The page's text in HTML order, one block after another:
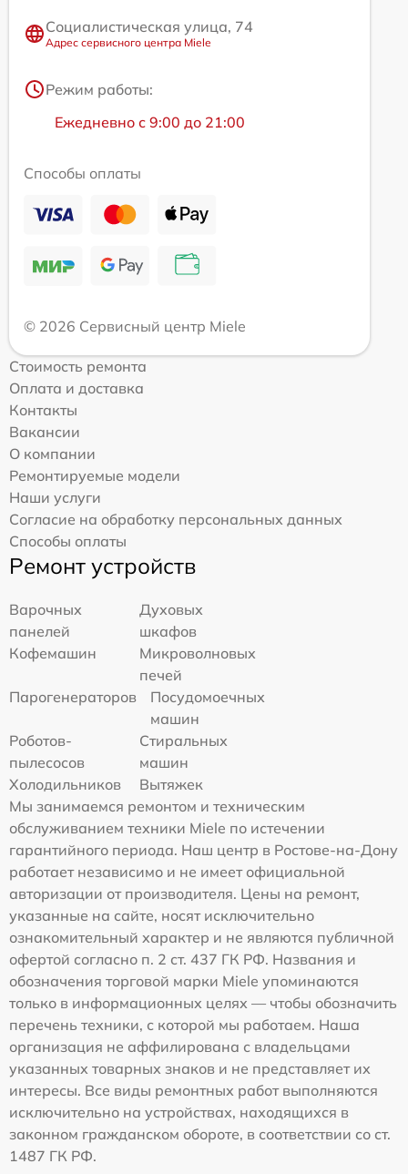
Социалистическая улица, 74
Адрес сервисного центра Miele
Режим работы:
Ежедневно с 9:00 до 21:00
Способы оплаты
© 2026 Сервисный центр Miele
Стоимость ремонта
Оплата и доставка
Контакты
Вакансии
О компании
Ремонтируемые модели
Наши услуги
Согласие на обработку персональных данных
Способы оплаты
Ремонт устройств
Варочных
панелей
Духовых
шкафов
Кофемашин
Микроволновых
печей
Парогенераторов
Посудомоечных
машин
Роботов-
пылесосов
Стиральных
машин
Холодильников
Вытяжек
Мы занимаемся ремонтом и техническим
обслуживанием техники Miele по истечении
гарантийного периода. Наш центр в Ростове-на-Дону
работает независимо и не имеет официальной
авторизации от производителя. Цены на ремонт,
указанные на сайте, носят исключительно
ознакомительный характер и не являются публичной
офертой согласно п. 2 ст. 437 ГК РФ. Названия и
обозначения торговой марки Miele упоминаются
только в информационных целях — чтобы обозначить
перечень техники, с которой мы работаем. Наша
организация не аффилирована с владельцами
указанных товарных знаков и не представляет их
интересы. Все виды ремонтных работ выполняются
исключительно на устройствах, находящихся в
законном гражданском обороте, в соответствии со ст.
1487 ГК РФ.